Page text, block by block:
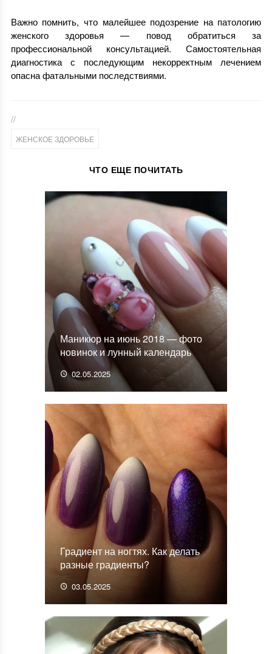
Важно помнить, что малейшее подозрение на патологию
женского здоровья — повод обратиться за
профессиональной консультацией. Самостоятельная
диагностика с последующим некорректным лечением
опасна фатальными последствиями.
//
ЖЕНСКОЕ ЗДОРОВЬЕ
ЧТО ЕЩЕ ПОЧИТАТЬ
Маникюр на июнь 2018 — фото
новинок и лунный календарь
02.05.2025
Градиент на ногтях. Как делать
разные градиенты?
03.05.2025